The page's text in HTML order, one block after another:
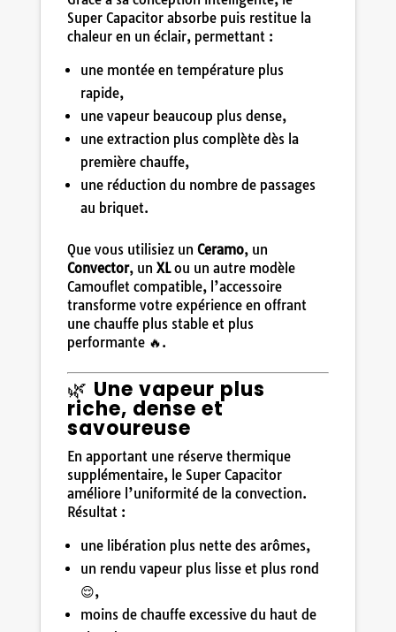
Super Capacitor absorbe puis restitue la
chaleur en un éclair, permettant :
une montée en température plus
rapide,
une vapeur beaucoup plus dense,
une extraction plus complète dès la
première chauffe,
une réduction du nombre de passages
au briquet.
Que vous utilisiez un Ceramo, un
Convector, un XLou un autre modèle
Camouflet compatible, l’accessoire
transforme votre expérience en offrant
une chauffe plus stable et plus
performante 🔥.
🌿 Une vapeur plus
riche, dense et
savoureuse
En apportant une réserve thermique
supplémentaire, le Super Capacitor
améliore l’uniformité de la convection.
Résultat :
une libération plus nette des arômes,
un rendu vapeur plus lisse et plus rond
😌,
moins de chauffe excessive du haut de